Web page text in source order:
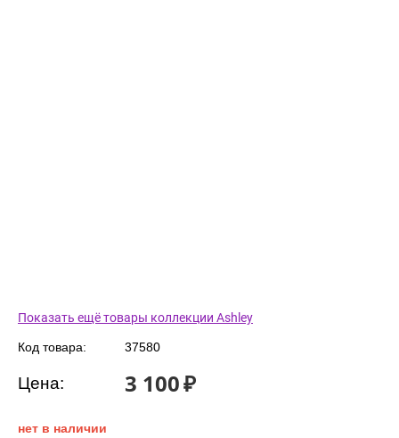
Показать ещё товары коллекции Ashley
Код товара: 37580
Цена: 3 100₽
нет в наличии